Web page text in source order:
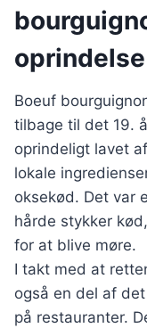
oprindelse
Boeuf
tilbage til det 19.
oprindeligt lavet
lokale
oksekød. Det var
hårde stykker
for at blive møre.
I takt med at
også en del af
på restauranter.